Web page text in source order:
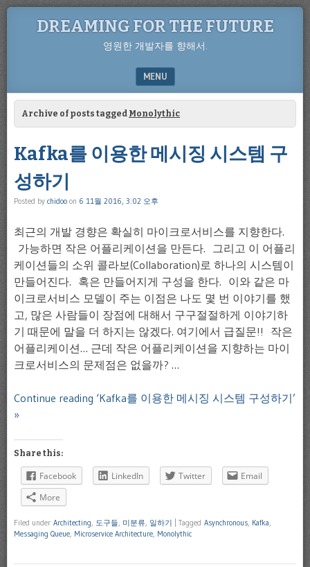
DREAMING FOR THE FUTURE
영원한 개발자를 향해서.
MENU
SKIP TO CONTENT
Archive of posts tagged Monolythic
Kafka를 이용한 메시징 시스템 구
성하기
Posted by chidoo on 6 11월 2016, 3:02 오후
최근의 개발 경향은 확실히 마이크로서비스를 지향한다.
가능하면 작은 어플리케이션을 만든다. 그리고 이 어플리
케이션들의 소위 콜라보(Collaboration)로 하나의 시스템이
만들어진다. 혹은 만들어지게 구성을 한다. 이와 같은 마
이크로서비스 모델이 주는 이점은 나도 몇 번 이야기를 했
고, 많은 사람들이 장점에 대해서 구구절절하게 이야기하
기 때문에 말을 더 하지는 않겠다. 여기에서 급질문!! 작은
어플리케이션… 근데 작은 어플리케이션을 지향하는 마이
크로서비스의 문제점은 없을까? …
Continue reading ‘Kafka를 이용한 메시징 시스템 구성하기’
»
Share this:
Facebook LinkedIn Twitter
Email
More
Filed under Architecting, 도구들, 미분류, 일하기 Tagged Asynchronous, Kafka,
Messaging Queue, Microservice Architecture, Monolythic